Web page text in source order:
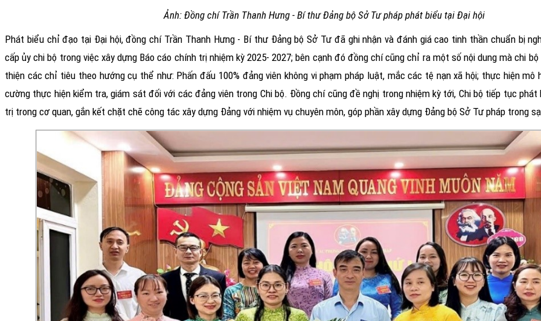
Ảnh: Đồng chí Trần Thanh Hưng - Bí thư Đảng bộ Sở Tư pháp phát biểu tại Đại hội
Phát biểu chỉ đạo tại Đại hội, đồng chí Trần Thanh Hưng - Bí thư Đảng bộ Sở Tư đã ghi nhận và đánh giá cao tinh thần chuẩn bị
cấp ủy chi bộ trong việc xây dựng Báo cáo chính trị nhiệm kỳ 2025- 2027; bên cạnh đó đồng chí cũng chỉ ra một số nội dung mà chi bộ
thiện các chỉ tiêu theo hướng cụ thể như: Phấn đấu 100% đảng viên không vi phạm pháp luật, mắc các tệ nạn xã hội; thực hiện mô
cường thực hiện kiểm tra, giám sát đối với các đảng viên trong Chi bộ. Đồng chí cũng đề nghị trong nhiệm kỳ tới, Chi bộ tiếp tục phát
trị trong cơ quan, gắn kết chặt chẽ công tác xây dựng Đảng với nhiệm vụ chuyên môn, góp phần xây dựng Đảng bộ Sở Tư pháp trong